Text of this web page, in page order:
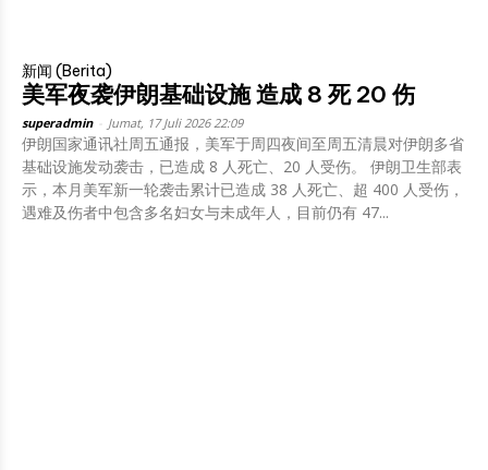
新闻 (Berita)
美军夜袭伊朗基础设施 造成 8 死 20 伤
superadmin Jumat, 17 Juli 2026 22:09
伊朗国家通讯社周五通报，美军于周四夜间至周五清晨对伊朗多省
基础设施发动袭击，已造成 8 人死亡、20 人受伤。 伊朗卫生部表
示，本月美军新一轮袭击累计已造成 38 人死亡、超 400 人受伤，
遇难及伤者中包含多名妇女与未成年人，目前仍有 47...